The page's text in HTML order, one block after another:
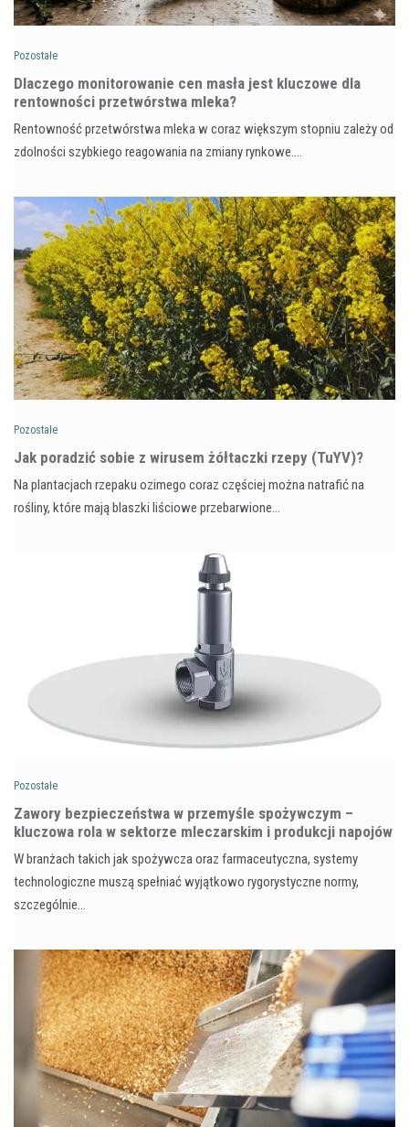
Pozostałe
Dlaczego monitorowanie cen masła jest kluczowe dla
rentowności przetwórstwa mleka?
Rentowność przetwórstwa mleka w coraz większym stopniu zależy od
zdolności szybkiego reagowania na zmiany rynkowe.…
Pozostałe
​Jak poradzić sobie z wirusem żółtaczki rzepy (TuYV)?
Na plantacjach rzepaku ozimego coraz częściej można natrafić na
rośliny, które mają blaszki liściowe przebarwione…
Pozostałe
Zawory bezpieczeństwa w przemyśle spożywczym –
kluczowa rola w sektorze mleczarskim i produkcji napojów
W branżach takich jak spożywcza oraz farmaceutyczna, systemy
technologiczne muszą spełniać wyjątkowo rygorystyczne normy,
szczególnie…